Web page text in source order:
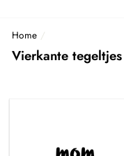
Home /
Vierkante tegeltjes